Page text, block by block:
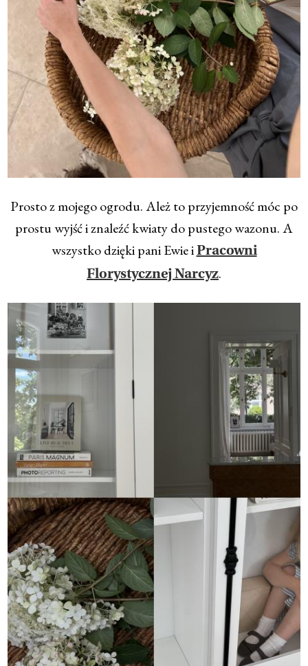
Prosto z mojego ogrodu. Ależ to przyjemność móc po
prostu wyjść i znaleźć kwiaty do pustego wazonu. A
wszystko dzięki pani Ewie iPracowni
Florystycznej Narcyz.